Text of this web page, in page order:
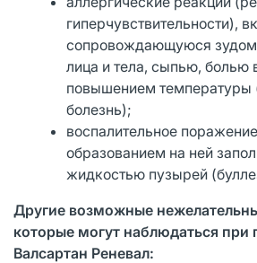
гиперчувствительности),
сопровождающуюся
лица и тела, сыпью, болью
повышением температуры
болезнь);
воспалительное
образованием на ней
жидкостью пузырей
Другие возможные
которые могут наблюдаться при
Валсартан Реневал: